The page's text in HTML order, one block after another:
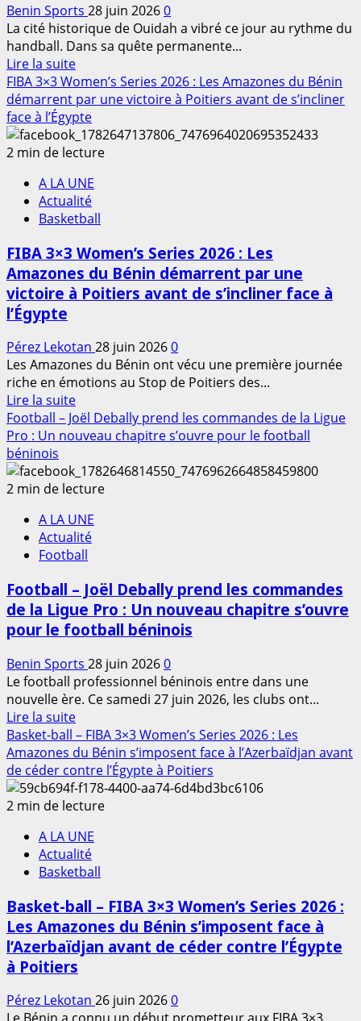
sous
le
signe
de
la
fraternité
et
du
vivre-
ensemble
Benin Sports 28 juin 20260
La cité historique de Ouidah a vibré ce jour au rythme du
handball. Dans sa quête permanente...
Lire la suiteEn
savoir
plus
sur
Handball
:
de
Formation
des
de
But
fait
Ouidah
FIBA 3×3 Women’s Series 2026 : Les Amazones du Bénin
démarrent par une victoire à Poitiers avant de s’incliner
face à l’Égypte
2 min de lecture
A LA UNE
Actualité
Basketball
FIBA 3×3 Women’s Series 2026 : Les
Amazones du Bénin démarrent par une
victoire à Poitiers avant de s’incliner face à
l’Égypte
Pérez Lekotan 28 juin 20260
Les Amazones du Bénin ont vécu une première journée
riche en émotions au Stop de Poitiers des...
Lire la suiteEn
savoir
plus
FIBA
3×3
Series
2026
:
Amazones
du
Bénin
par
une
victoire
à
Poitiers
avant
de
s’incliner
face
l’Égypte
Football – Joël Debally prend les commandes de la Ligue
Pro : Un nouveau chapitre s’ouvre pour le football
béninois
2 min de lecture
A LA UNE
Actualité
Football
Football – Joël Debally prend les commandes
de la Ligue Pro : Un nouveau chapitre s’ouvre
pour le football béninois
Benin Sports 28 juin 20260
Le football professionnel béninois entre dans une
nouvelle ère. Ce samedi 27 juin 2026, les clubs ont...
Lire la suiteEn
savoir
plus
sur
Football
–
Debally
prend
les
de
la
Ligue
Pro
Un
Basket-ball – FIBA 3×3 Women’s Series 2026 : Les
Amazones du Bénin s’imposent face à l’Azerbaïdjan avant
de céder contre l’Égypte à Poitiers
2 min de lecture
A LA UNE
Actualité
Basketball
Basket-ball – FIBA 3×3 Women’s Series 2026 :
Les Amazones du Bénin s’imposent face à
l’Azerbaïdjan avant de céder contre l’Égypte
à Poitiers
Pérez Lekotan 26 juin 20260